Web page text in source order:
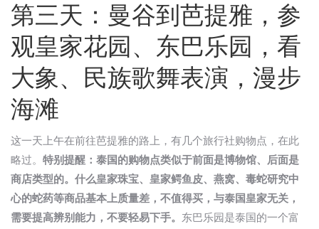
第三天：曼谷到芭提雅，参
观皇家花园、东巴乐园，看
大象、民族歌舞表演，漫步
海滩
这一天上午在前往芭提雅的路上，有几个旅行社购物点，在此
略过。 特别提醒：泰国的购物点类似于前面是博物馆、后面是
商店类型的。什么皇家珠宝、皇家鳄鱼皮、燕窝、毒蛇研究中
心的蛇药等商品基本上质量差，不值得买，与泰国皇家无关，
需要提高辨别能力，不要轻易下手。 东巴乐园是泰国的一个富